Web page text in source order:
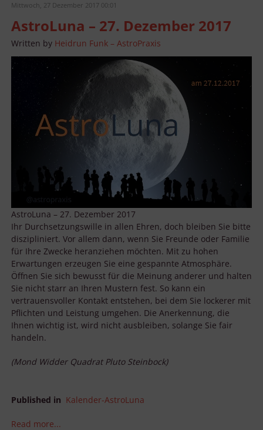
Mittwoch, 27 Dezember 2017 00:01
AstroLuna – 27. Dezember 2017
Written by Heidrun Funk – AstroPraxis
AstroLuna – 27. Dezember 2017
Ihr Durchsetzungswille in allen Ehren, doch bleiben Sie bitte
diszipliniert. Vor allem dann, wenn Sie Freunde oder Familie
für Ihre Zwecke heranziehen möchten. Mit zu hohen
Erwartungen erzeugen Sie eine gespannte Atmosphäre.
Öffnen Sie sich bewusst für die Meinung anderer und halten
Sie nicht starr an Ihren Mustern fest. So kann ein
vertrauensvoller Kontakt entstehen, bei dem Sie lockerer mit
Pflichten und Leistung umgehen. Die Anerkennung, die
Ihnen wichtig ist, wird nicht ausbleiben, solange Sie fair
handeln.
(Mond Widder Quadrat Pluto Steinbock)
Published in Kalender-AstroLuna
Read more...